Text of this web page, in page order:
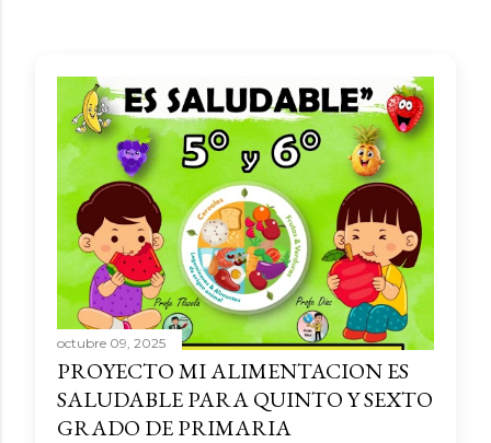
octubre 09, 2025
PROYECTO MI ALIMENTACION ES
SALUDABLE PARA QUINTO Y SEXTO
GRADO DE PRIMARIA